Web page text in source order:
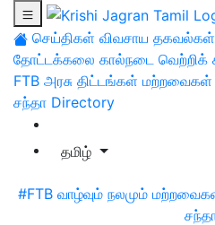
செய்திகள் விவசாய தகவல்கள்
தோட்டக்கலை கால்நடை
FTB அரசு திட்டங்கள் மற்றவைகள்
சந்தா Directory
தமிழ்
#FTB வாழ்வும் நலமும்